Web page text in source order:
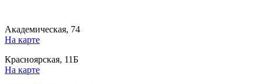
Академическая, 74
На карте
Красноярская, 11Б
На карте